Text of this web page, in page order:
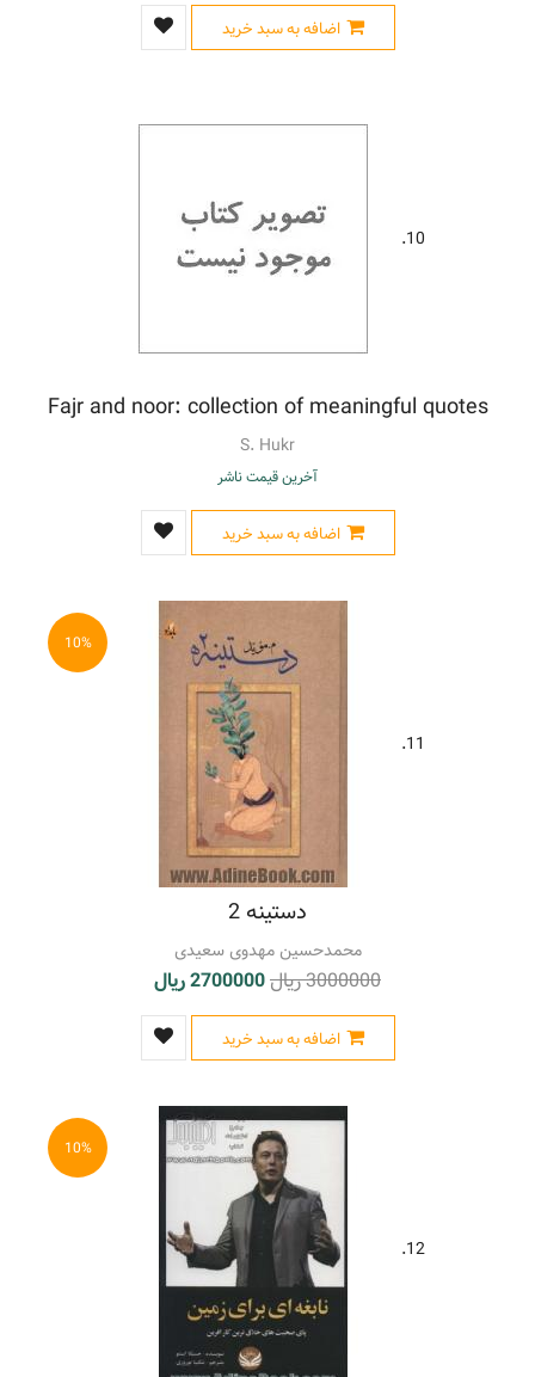
اضافه به سبد خرید
10.
Fajr and noor: collection of meaningful quotes
S. Hukr
آخرین قیمت ناشر
اضافه به سبد خرید
10%
11.
دستینه 2
محمدحسین مهدوی سعیدی
3000000 ریال 2700000 ریال
اضافه به سبد خرید
10%
12.